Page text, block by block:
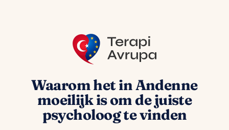
Waarom het in Andenne
moeilijk is om de juiste
psycholoog te vinden